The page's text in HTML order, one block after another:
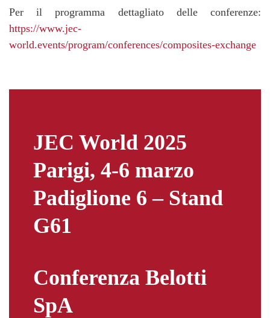
Per il programma dettagliato delle conferenze:
https://www.jec-
world.events/program/conferences/composites-exchange
JEC World 2025
Parigi, 4-6 marzo
Padiglione 6 – Stand
G61
Conferenza Belotti
SpA